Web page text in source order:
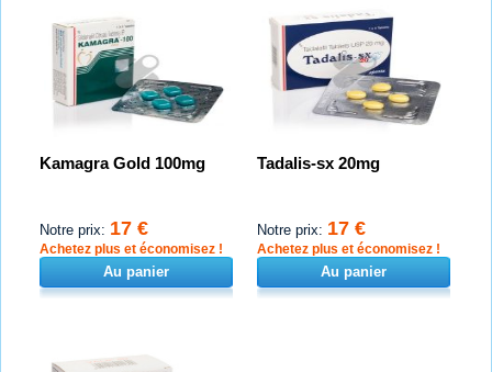
Kamagra Gold 100mg
Notre prix: 17 €
Achetez plus et économisez !
Au panier
Tadalis-sx 20mg
Notre prix: 17 €
Achetez plus et économisez !
Au panier